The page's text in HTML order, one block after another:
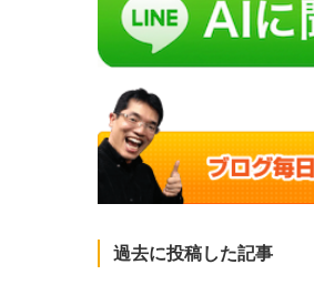
過去に投稿した記事